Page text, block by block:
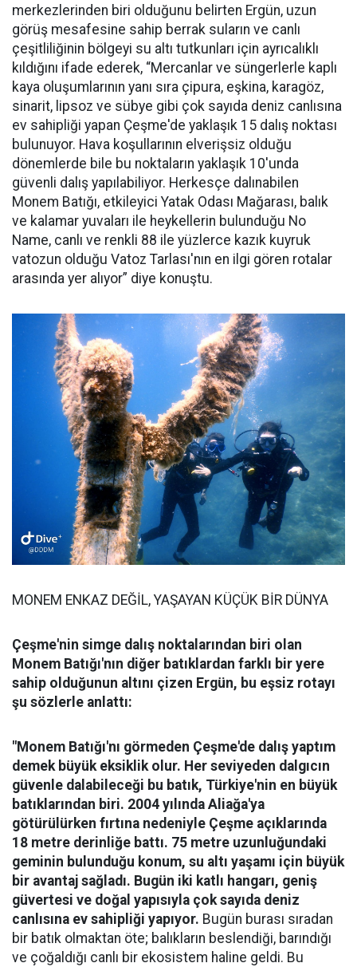
merkezlerinden biri olduğunu belirten Ergün, uzun
görüş mesafesine sahip berrak suların ve canlı
çeşitliliğinin bölgeyi su altı tutkunları için ayrıcalıklı
kıldığını ifade ederek, “Mercanlar ve süngerlerle kaplı
kaya oluşumlarının yanı sıra çipura, eşkina, karagöz,
sinarit, lipsoz ve sübye gibi çok sayıda deniz canlısına
ev sahipliği yapan Çeşme'de yaklaşık 15 dalış noktası
bulunuyor. Hava koşullarının elverişsiz olduğu
dönemlerde bile bu noktaların yaklaşık 10'unda
güvenli dalış yapılabiliyor. Herkesçe dalınabilen
Monem Batığı, etkileyici Yatak Odası Mağarası, balık
ve kalamar yuvaları ile heykellerin bulunduğu No
Name, canlı ve renkli 88 ile yüzlerce kazık kuyruk
vatozun olduğu Vatoz Tarlası'nın en ilgi gören rotalar
arasında yer alıyor” diye konuştu.
MONEM ENKAZ DEĞİL, YAŞAYAN KÜÇÜK BİR DÜNYA
Çeşme'nin simge dalış noktalarından biri olan
Monem Batığı'nın diğer batıklardan farklı bir yere
sahip olduğunun altını çizen Ergün, bu eşsiz rotayı
şu sözlerle anlattı:
"Monem Batığı'nı görmeden Çeşme'de dalış yaptım
demek büyük eksiklik olur. Her seviyeden dalgıcın
güvenle dalabileceği bu batık, Türkiye'nin en büyük
batıklarından biri. 2004 yılında Aliağa'ya
götürülürken fırtına nedeniyle Çeşme açıklarında
18 metre derinliğe battı. 75 metre uzunluğundaki
geminin bulunduğu konum, su altı yaşamı için büyük
bir avantaj sağladı. Bugün iki katlı hangarı, geniş
güvertesi ve doğal yapısıyla çok sayıda deniz
canlısına ev sahipliği yapıyor. Bugün burası sıradan
bir batık olmaktan öte; balıkların beslendiği, barındığı
ve çoğaldığı canlı bir ekosistem haline geldi. Bu